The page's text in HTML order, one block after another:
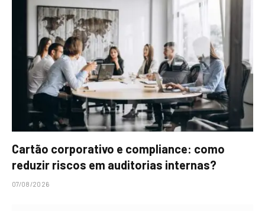
Cartão corporativo e compliance: como
reduzir riscos em auditorias internas?
07/08/2026